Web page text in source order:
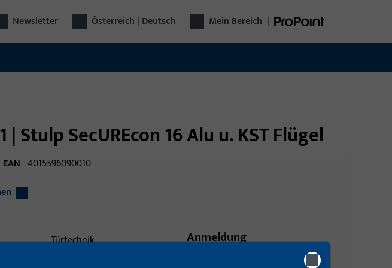
Newsletter Österreich | Deutsch Mein Bereich |
| Stulp SecUREcon 16 Alu u. KST Flügel
EAN 4015596090010
Türtechnik
Anmeldung